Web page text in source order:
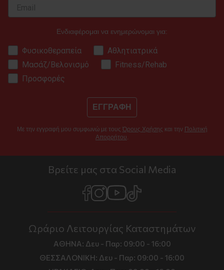
Ενδιαφέρομαι να ενημερώνομαι για:
Φυσικοθεραπεία
Αθλητιατρικά
Μασάζ/Βελονισμό
Fitness/Rehab
Προσφορές
ΕΓΓΡΑΦΗ
Με την εγγραφή μου συμφωνώ με τους Όρους Χρήσης και την Πολιτική
Απορρήτου
Βρείτε μας στα Social Media
Ωράριο Λειτουργίας Καταστημάτων
ΑΘΗΝΑ: Δευ - Παρ: 09:00 - 16:00
ΘΕΣΣΑΛΟΝΙΚΗ: Δευ - Παρ: 09:00 - 16:00